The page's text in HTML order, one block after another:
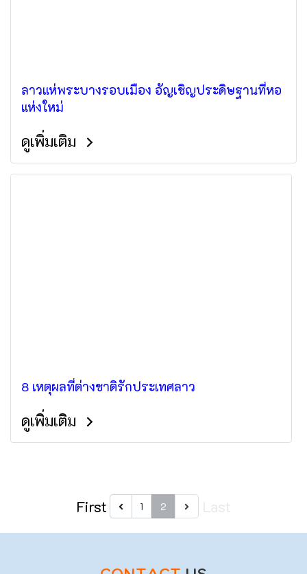
ลาวแห่พระบางรอบเมือง อัญเชิญประดิษฐานที่หอ
แห่งใหม่
ดูเพิ่มเติม
8 เหตุผลที่ต่างชาติรักประเทศลาว
ดูเพิ่มเติม
First 1 2